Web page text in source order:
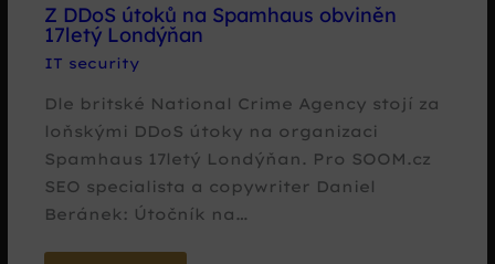
Z DDoS útoků na Spamhaus obviněn
17letý Londýňan
IT security
Dle britské National Crime Agency stojí za
loňskými DDoS útoky na organizaci
Spamhaus 17letý Londýňan. Pro SOOM.cz
SEO specialista a copywriter Daniel
Beránek: Útočník na…